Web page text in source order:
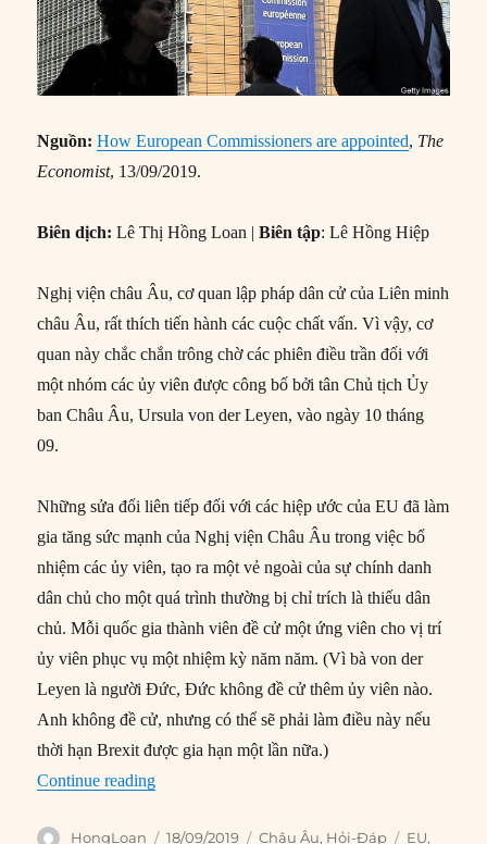
Nguồn:How European Commissioners are appointed, The
Economist, 13/09/2019.
Biên dịch: Lê Thị Hồng Loan |Biên tập: Lê Hồng Hiệp
Nghị viện châu Âu, cơ quan lập pháp dân cử của Liên minh
châu Âu, rất thích tiến hành các cuộc chất vấn. Vì vậy, cơ
quan này chắc chắn trông chờ các phiên điều trần đối với
một nhóm các ủy viên được công bố bởi tân Chủ tịch Ủy
ban Châu Âu, Ursula von der Leyen, vào ngày 10 tháng
09.
Những sửa đổi liên tiếp đối với các hiệp ước của EU đã làm
gia tăng sức mạnh của Nghị viện Châu Âu trong việc bổ
nhiệm các ủy viên, tạo ra một vẻ ngoài của sự chính danh
dân chủ cho một quá trình thường bị chỉ trích là thiếu dân
chủ. Mỗi quốc gia thành viên đề cử một ứng viên cho vị trí
ủy viên phục vụ một nhiệm kỳ năm năm. (Vì bà von der
Leyen là người Đức, Đức không đề cử thêm ủy viên nào.
Anh không đề cử, nhưng có thể sẽ phải làm điều này nếu
thời hạn Brexit được gia hạn một lần nữa.)
Continue reading“Các Ủy viên Ủy ban châu Âu được bổ nhiệm
Author
HongLoan
Posted
18/09/2019 Categories
Châu Âu, Hỏi-Đáp Tags
EU,